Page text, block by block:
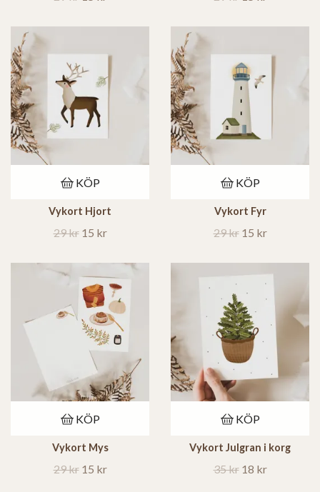
KÖP
Vykort Hjort
29 kr 15 kr
KÖP
Vykort Fyr
29 kr 15 kr
KÖP
Vykort Mys
29 kr 15 kr
KÖP
Vykort Julgran i korg
35 kr 18 kr